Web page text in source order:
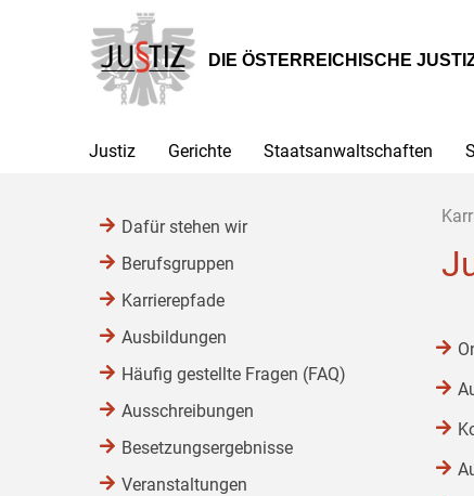
Hauptnavigation
[1]
Inhalt
[2]
Untermenü
[3]
DIE ÖSTERREICHISCHE
Justiz Gerichte Staatsanwaltschaften
Dafür stehen wir
Berufsgruppen
Karrierepfade
Ausbildungen
Häufig gestellte Fragen (FAQ)
Ausschreibungen
Besetzungsergebnisse
Veranstaltungen